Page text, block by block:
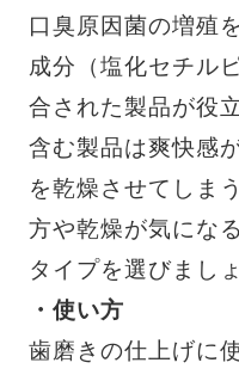
口臭原因菌の増殖
成分（塩化セチル
合された製品が役
含む製品は爽快感
を乾燥させてしま
方や乾燥が気にな
タイプを選びまし
・使い方
歯磨きの仕上げに